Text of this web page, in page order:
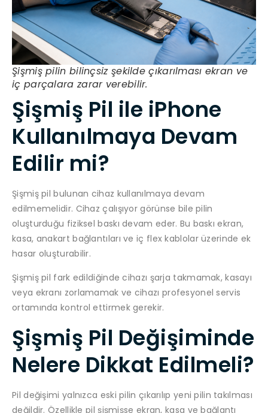
Şişmiş pilin bilinçsiz şekilde çıkarılması ekran ve
iç parçalara zarar verebilir.
Şişmiş Pil ile iPhone
Kullanılmaya Devam
Edilir mi?
Şişmiş pil bulunan cihaz kullanılmaya devam
edilmemelidir. Cihaz çalışıyor görünse bile pilin
oluşturduğu fiziksel baskı devam eder. Bu baskı ekran,
kasa, anakart bağlantıları ve iç flex kablolar üzerinde ek
hasar oluşturabilir.
Şişmiş pil fark edildiğinde cihazı şarja takmamak, kasayı
veya ekranı zorlamamak ve cihazı profesyonel servis
ortamında kontrol ettirmek gerekir.
Şişmiş Pil Değişiminde
Nelere Dikkat Edilmeli?
Pil değişimi yalnızca eski pilin çıkarılıp yeni pilin takılması
değildir. Özellikle pil şişmişse ekran, kasa ve bağlantı